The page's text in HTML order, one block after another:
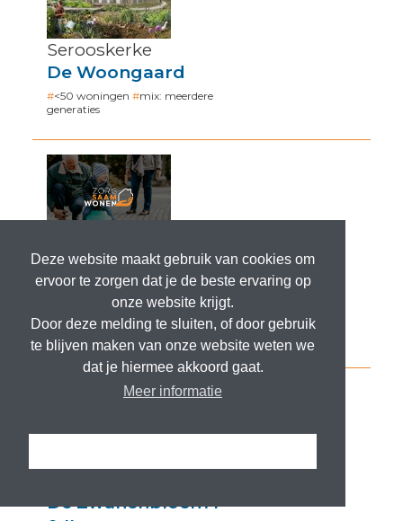
Deze website maakt gebruik van cookies om
ervoor te zorgen dat je de beste ervaring op
onze website krijgt.
Door deze melding te sluiten, of door gebruik
te blijven maken van onze website weten we
dat je hiermee akkoord gaat.
Meer informatie